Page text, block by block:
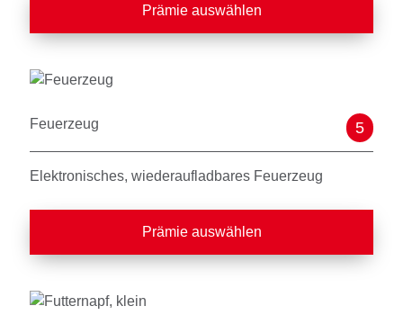
Prämie auswählen
Feuerzeug 5
Elektronisches, wiederaufladbares Feuerzeug
Prämie auswählen